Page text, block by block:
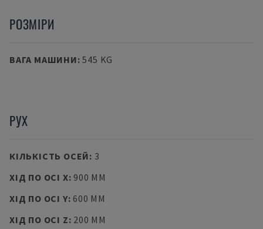
РОЗМІРИ
ВАГА МАШИНИ:545 KG
РУХ
КІЛЬКІСТЬ ОСЕЙ: 3
ХІД ПО ОСІ X: 900 MM
ХІД ПО ОСІ Y: 600 MM
ХІД ПО ОСІ Z: 200 MM